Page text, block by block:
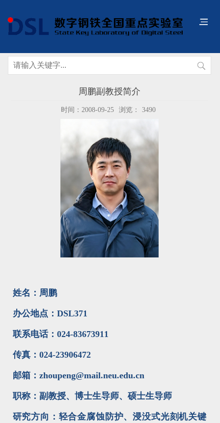
周鹏副教授简介
时间：2008-09-25 浏览： 3490
姓名：周鹏
办公地点：DSL371
联系电话：024-83673911
传真：024-23906472
邮箱：zhoupeng@mail.neu.edu.cn
职称：副教授、博士生导师、硕士生导师
研究方向：轻合金腐蚀防护、浸没式光刻机关键